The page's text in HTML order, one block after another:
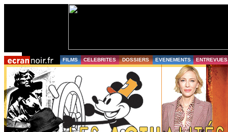
FILMS CELEBRITES DOSSIERS EVENEMENTS ENTREVUES